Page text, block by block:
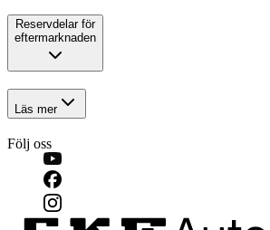
Reservdelar för
eftermarknaden
Läs mer
Följ oss